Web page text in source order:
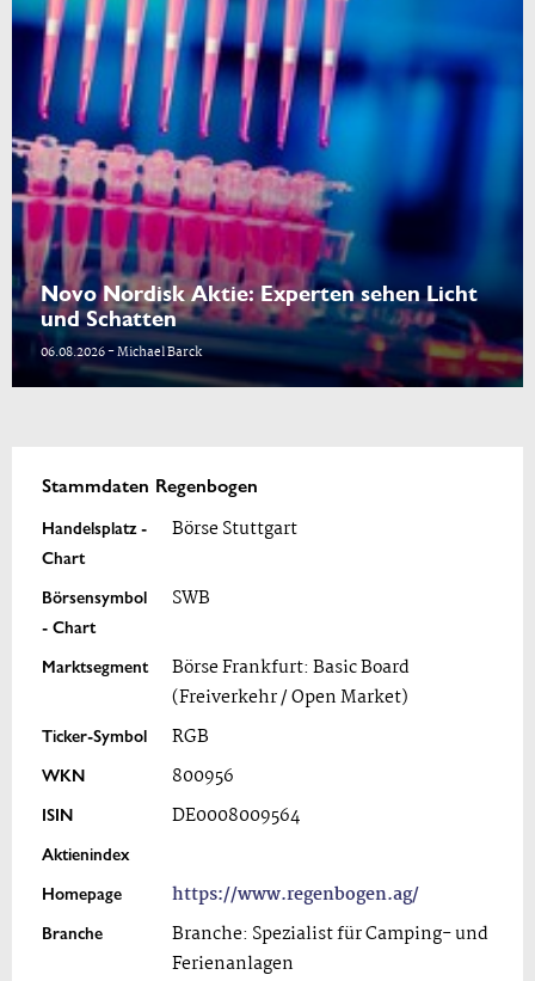
Novo Nordisk Aktie: Experten sehen Licht
und Schatten
06.08.2026 - Michael Barck
Stammdaten Regenbogen
Handelsplatz -
Chart
Börse Stuttgart
Börsensymbol
- Chart
SWB
Marktsegment
Börse Frankfurt: Basic Board
(Freiverkehr / Open Market)
Ticker-Symbol RGB
WKN 800956
ISIN DE0008009564
Aktienindex
Homepage
https://www.regenbogen.ag/
Branche
Branche: Spezialist für Camping- und
Ferienanlagen